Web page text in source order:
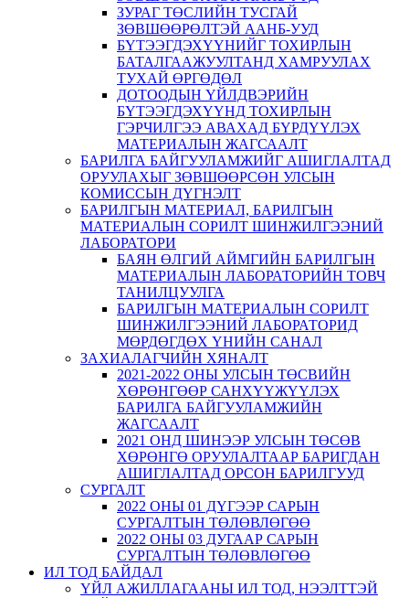
ЗУРАГ ТӨСЛИЙН ТУСГАЙ
ЗӨВШӨӨРӨЛТЭЙ ААНБ-УУД
БҮТЭЭГДЭХҮҮНИЙГ ТОХИРЛЫН
БАТАЛГААЖУУЛТАНД ХАМРУУЛАХ
ТУХАЙ ӨРГӨДӨЛ
ДОТООДЫН ҮЙЛДВЭРИЙН
БҮТЭЭГДЭХҮҮНД ТОХИРЛЫН
ГЭРЧИЛГЭЭ АВАХАД БҮРДҮҮЛЭХ
МАТЕРИАЛЫН ЖАГСААЛТ
БАРИЛГА БАЙГУУЛАМЖИЙГ АШИГЛАЛТАД
ОРУУЛАХЫГ ЗӨВШӨӨРСӨН УЛСЫН
КОМИССЫН ДҮГНЭЛТ
БАРИЛГЫН МАТЕРИАЛ, БАРИЛГЫН
МАТЕРИАЛЫН СОРИЛТ ШИНЖИЛГЭЭНИЙ
ЛАБОРАТОРИ
БАЯН ӨЛГИЙ АЙМГИЙН БАРИЛГЫН
МАТЕРИАЛЫН ЛАБОРАТОРИЙН ТОВЧ
ТАНИЛЦУУЛГА
БАРИЛГЫН МАТЕРИАЛЫН СОРИЛТ
ШИНЖИЛГЭЭНИЙ ЛАБОРАТОРИД
МӨРДӨГДӨХ ҮНИЙН САНАЛ
ЗАХИАЛАГЧИЙН ХЯНАЛТ
2021-2022 ОНЫ УЛСЫН ТӨСВИЙН
ХӨРӨНГӨӨР САНХҮҮЖҮҮЛЭХ
БАРИЛГА БАЙГУУЛАМЖИЙН
ЖАГСААЛТ
2021 ОНД ШИНЭЭР УЛСЫН ТӨСӨВ
ХӨРӨНГӨ ОРУУЛАЛТААР БАРИГДАН
АШИГЛАЛТАД ОРСОН БАРИЛГУУД
СУРГАЛТ
2022 ОНЫ 01 ДҮГЭЭР САРЫН
СУРГАЛТЫН ТӨЛӨВЛӨГӨӨ
2022 ОНЫ 03 ДУГААР САРЫН
СУРГАЛТЫН ТӨЛӨВЛӨГӨӨ
ИЛ ТОД БАЙДАЛ
ҮЙЛ АЖИЛЛАГААНЫ ИЛ ТОД, НЭЭЛТТЭЙ